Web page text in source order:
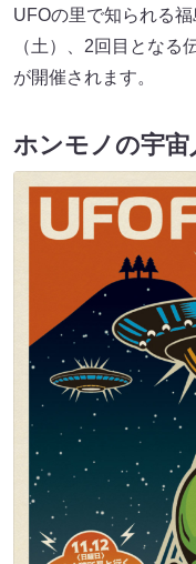
UFOの里で知られる
（土）、2回目となる
が開催されます。
ホンモノの宇宙